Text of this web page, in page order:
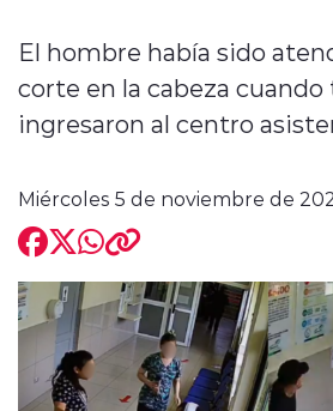
Entrevistas
El hombre había sido
corte en la cabeza
ingresaron al centro
Miércoles 5 de noviembre de